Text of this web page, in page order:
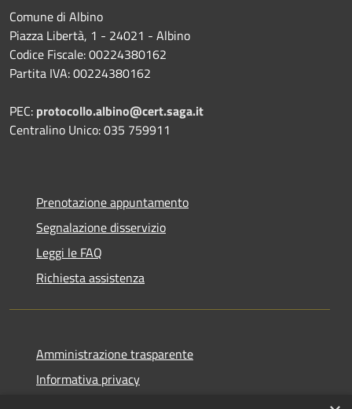
Comune di Albino
Piazza Libertà, 1 - 24021 - Albino
Codice Fiscale: 00224380162
Partita IVA: 00224380162
PEC: protocollo.albino@cert.saga.it
Centralino Unico: 035 759911
Prenotazione appuntamento
Segnalazione disservizio
Leggi le FAQ
Richiesta assistenza
Amministrazione trasparente
Informativa privacy